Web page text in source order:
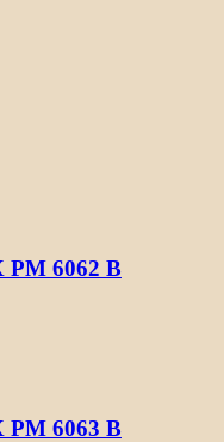
PM 6062 B
PM 6063 B